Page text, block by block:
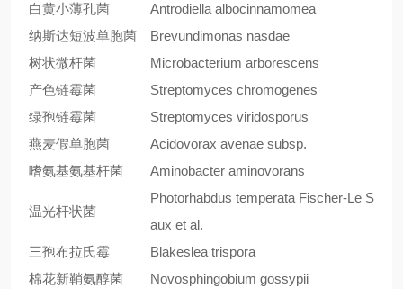
白黄小薄孔菌
Antrodiella albocinnamomea
纳斯达短波单胞菌
Brevundimonas nasdae
树状微杆菌
Microbacterium arborescens
产色链霉菌
Streptomyces chromogenes
绿孢链霉菌
Streptomyces viridosporus
燕麦假单胞菌
Acidovorax avenae subsp.
嗜氨基氨基杆菌
Aminobacter aminovorans
温光杆状菌
Photorhabdus temperata Fischer-Le S
aux et al.
三孢布拉氏霉
Blakeslea trispora
棉花新鞘氨醇菌
Novosphingobium gossypii